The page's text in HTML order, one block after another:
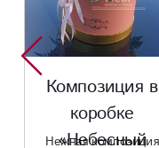
Коробочка «От
меня»